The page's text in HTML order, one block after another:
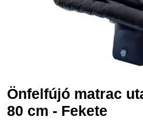
Önfelfújó matrac
80 cm - Fekete